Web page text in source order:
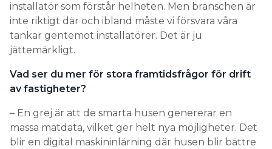
installatör som förstår helheten. Men branschen är
inte riktigt där och ibland måste vi försvara våra
tankar gentemot installatörer. Det är ju
jättemärkligt.
Vad ser du mer för stora framtidsfrågor för drift
av fastigheter?
– En grej är att de smarta husen genererar en
massa mätdata, vilket ger helt nya möjligheter. Det
blir en digital maskininlärning där husen blir bättre